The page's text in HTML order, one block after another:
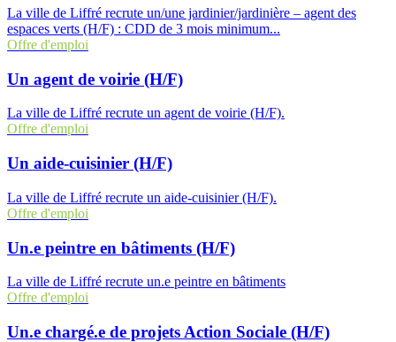
La ville de Liffré recrute un/une jardinier/jardinière – agent des
espaces verts (H/F) : CDD de 3 mois minimum...
Offre d'emploi
Un agent de voirie (H/F)
La ville de Liffré recrute un agent de voirie (H/F).
Offre d'emploi
Un aide-cuisinier (H/F)
La ville de Liffré recrute un aide-cuisinier (H/F).
Offre d'emploi
Un.e peintre en bâtiments (H/F)
La ville de Liffré recrute un.e peintre en bâtiments
Offre d'emploi
Un.e chargé.e de projets Action Sociale (H/F)